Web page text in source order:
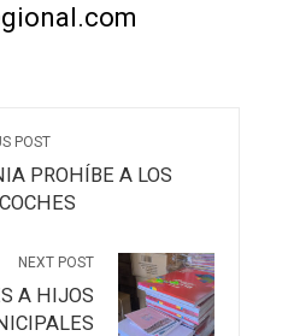
POST
PROHÍBE A LOS
NEXT POST
A HIJOS